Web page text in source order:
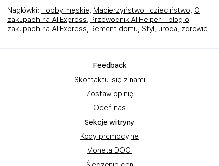
Nagłówki: Hobby męskie, Macierzyństwo i dzieciństwo, O
zakupach na AliExpress, Przewodnik AliHelper - blog o
zakupach na AliExpress, Remont domu, Styl, uroda, zdrowie
Feedback
Skontaktuj się z nami
Zostaw opinię
Oceń nas
Sekcje witryny
Kody promocyjne
Moneta DOGI